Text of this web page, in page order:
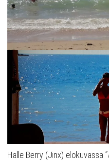
Halle Berry (Jinx) elokuvassa “